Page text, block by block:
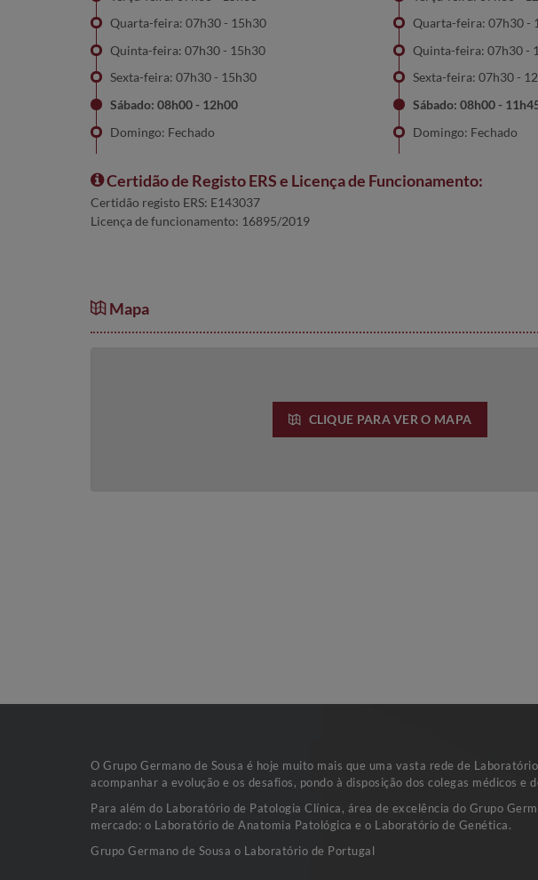
Quarta-feira: 07h30 - 15h30
Quinta-feira: 07h30 - 15h30
Sexta-feira: 07h30 - 15h30
Sábado: 08h00 - 12h00
Domingo: Fechado
Quarta-feira: 07h30 -
Quinta-feira: 07h30 -
Sexta-feira: 07h30 -
Sábado: 08h00 -
Domingo: Fechado
Certidão de Registo ERS e Licença de Funcionamento:
Certidão registo ERS: E143037
Licença de funcionamento: 16895/2019
Mapa
CLIQUE PARA VER O MAPA
O Grupo Germano de Sousa é hoje muito mais que uma vasta rede de
acompanhar a evolução e os desafios, pondo à disposição dos colegas médicos e
Para além do Laboratório de Patologia Clínica, área de excelência do Grupo
mercado: o Laboratório de Anatomia Patológica e o Laboratório de Genética.
Grupo Germano de Sousa o Laboratório de Portugal